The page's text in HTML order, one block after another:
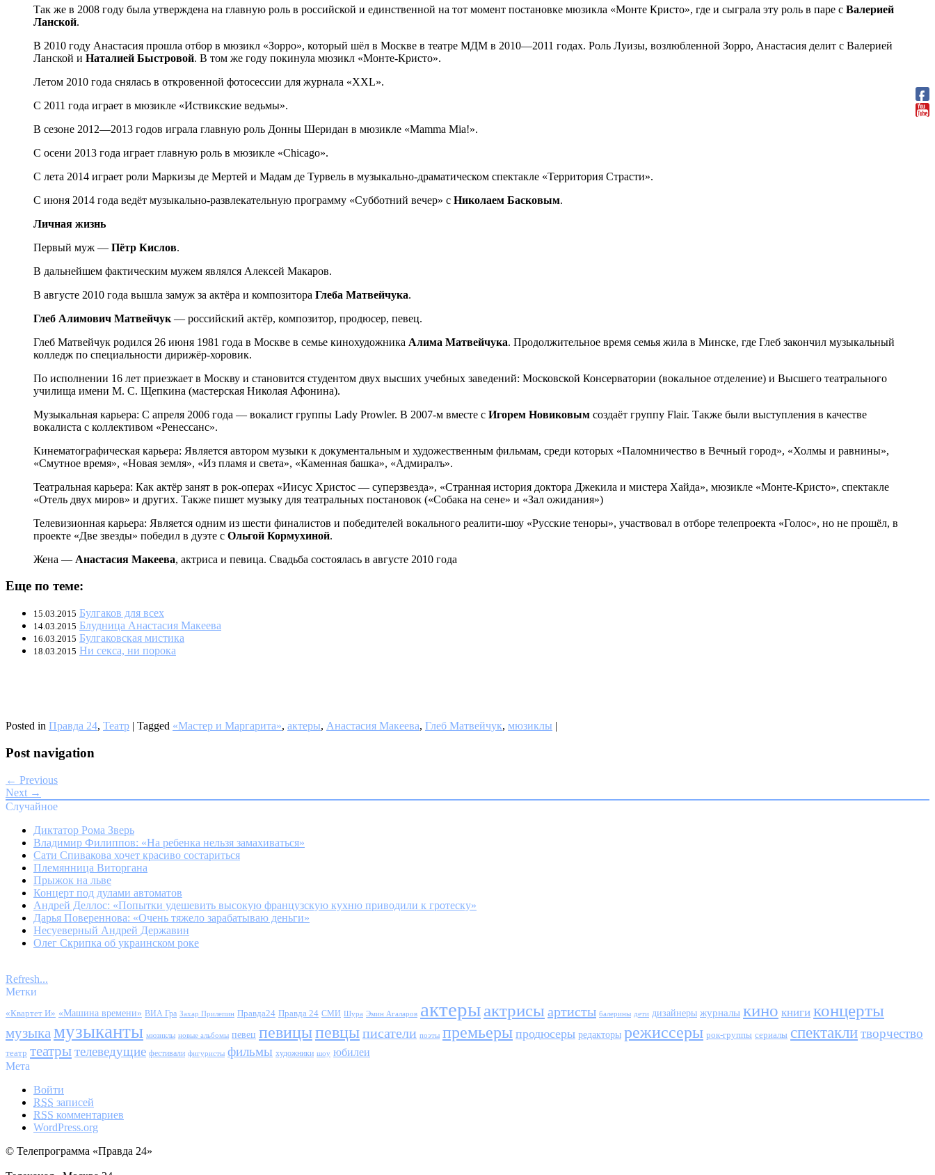
Так же в 2008 году была утверждена на главную роль в российской и единственной на тот момент постановке мюзикла «Монте Кристо», где и сыграла эту роль в паре с Валерией
Ланской.
В 2010 году Анастасия прошла отбор в мюзикл «Зорро», который шёл в Москве в театре МДМ в 2010—2011 годах. Роль Луизы, возлюбленной Зорро, Анастасия делит с Валерией
Ланской и Наталией Быстровой. В том же году покинула мюзикл «Монте-Кристо».
Летом 2010 года снялась в откровенной фотосессии для журнала «XXL».
С 2011 года играет в мюзикле «Иствикские ведьмы».
В сезоне 2012—2013 годов играла главную роль Донны Шеридан в мюзикле «Mamma Mia!».
С осени 2013 года играет главную роль в мюзикле «Chicago».
С лета 2014 играет роли Маркизы де Мертей и Мадам де Турвель в музыкально-драматическом спектакле «Территория Страсти».
С июня 2014 года ведёт музыкально-развлекательную программу «Субботний вечер» с Николаем Басковым.
Личная жизнь
Первый муж — Пётр Кислов.
В дальнейшем фактическим мужем являлся Алексей Макаров.
В августе 2010 года вышла замуж за актёра и композитора Глеба Матвейчука.
Глеб Алимович Матвейчук — российский актёр, композитор, продюсер, певец.
Глеб Матвейчук родился 26 июня 1981 года в Москве в семье кинохудожника Алима Матвейчука. Продолжительное время семья жила в Минске, где Глеб закончил музыкальный
колледж по специальности дирижёр-хоровик.
По исполнении 16 лет приезжает в Москву и становится студентом двух высших учебных заведений: Московской Консерватории (вокальное отделение) и Высшего театрального
училища имени М. С. Щепкина (мастерская Николая Афонина).
Музыкальная карьера: С апреля 2006 года — вокалист группы Lady Prowler. В 2007-м вместе с Игорем Новиковым создаёт группу Flair. Также были выступления в качестве
вокалиста с коллективом «Ренессанс».
Кинематографическая карьера: Является автором музыки к документальным и художественным фильмам, среди которых «Паломничество в Вечный город», «Холмы и равнины»,
«Смутное время», «Новая земля», «Из пламя и света», «Каменная башка», «Адмиралъ».
Театральная карьера: Как актёр занят в рок-операх «Иисус Христос — суперзвезда», «Странная история доктора Джекила и мистера Хайда», мюзикле «Монте-Кристо», спектакле
«Отель двух миров» и других. Также пишет музыку для театральных постановок («Собака на сене» и «Зал ожидания»)
Телевизионная карьера: Является одним из шести финалистов и победителей вокального реалити-шоу «Русские теноры», участвовал в отборе телепроекта «Голос», но не прошёл, в
проекте «Две звезды» победил в дуэте с Ольгой Кормухиной.
Жена — Анастасия Макеева, актриса и певица. Свадьба состоялась в августе 2010 года
Еще по теме:
15.03.2015 Булгаков для всех
14.03.2015 Блудница Анастасия Макеева
16.03.2015 Булгаковская мистика
18.03.2015 Ни секса, ни порока
Posted in Правда 24, Театр | Tagged «Мастер и Маргарита», актеры, Анастасия Макеева, Глеб Матвейчук, мюзиклы |
Post navigation
← Previous
Next →
Случайное
Диктатор Рома Зверь
Владимир Филиппов: «На ребенка нельзя замахиваться»
Сати Спивакова хочет красиво состариться
Племянница Виторгана
Прыжок на льве
Концерт под дулами автоматов
Андрей Деллос: «Попытки удешевить высокую французскую кухню приводили к гротеску»
Дарья Повереннова: «Очень тяжело зарабатываю деньги»
Несуеверный Андрей Державин
Олег Скрипка об украинском роке
Refresh...
Метки
«Квартет И» «Машина времени» ВИА Гра Захар Прилепин Правда24 Правда 24 СМИ Шура Эмин Агаларов актерыактрисы артисты балерины дети дизайнеры журналы кино книги концерты
музыка музыканты мюзиклы новые альбомы певец певицыпевцыписатели поэты премьеры продюсеры редакторы режиссеры рок-группы сериалы спектаклитворчество
театр театрытелеведущие фестивали фигуристы фильмы художники шоу юбилеи
Мета
Войти
RSS записей
RSS комментариев
WordPress.org
© Телепрограмма «Правда 24»